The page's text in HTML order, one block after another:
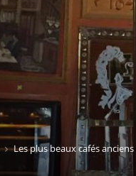
Les plus beaux cafés